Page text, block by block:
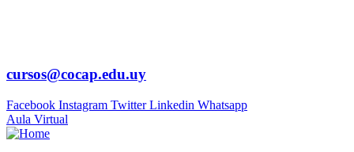
cursos@cocap.edu.uy
Facebook Instagram Twitter Linkedin Whatsapp
Aula Virtual